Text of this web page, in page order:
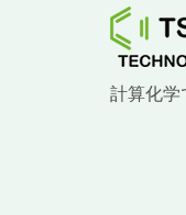
計算化学